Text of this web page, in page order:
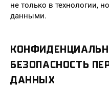
не только в технологии,
данными.
БЕЗОПАСНОСТЬ
ДАННЫХ